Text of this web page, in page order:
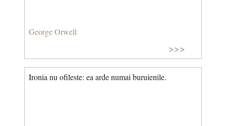
George Orwell
>>>
Ironia nu ofileste: ea arde numai buruienile.